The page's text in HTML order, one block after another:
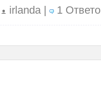
irlanda | 1